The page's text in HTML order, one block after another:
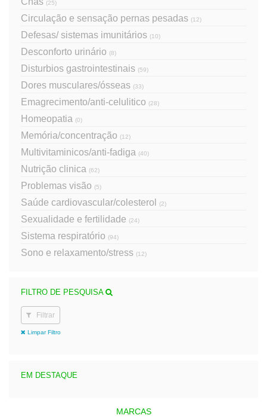
(25)
Circulação e sensação pernas pesadas (12)
Defesas/ sistemas imunitários (10)
Desconforto urinário (8)
Disturbios gastrointestinais (59)
Dores musculares/ósseas (33)
Emagrecimento/anti-celulitico (28)
Homeopatia (0)
Memória/concentração (12)
Multivitaminicos/anti-fadiga (40)
Nutrição clinica (62)
Problemas visão (5)
Saúde cardiovascular/colesterol (2)
Sexualidade e fertilidade (24)
Sistema respiratório (94)
Sono e relaxamento/stress (12)
FILTRO DE PESQUISA
Filtrar
Limpar Filtro
EM DESTAQUE
MARCAS